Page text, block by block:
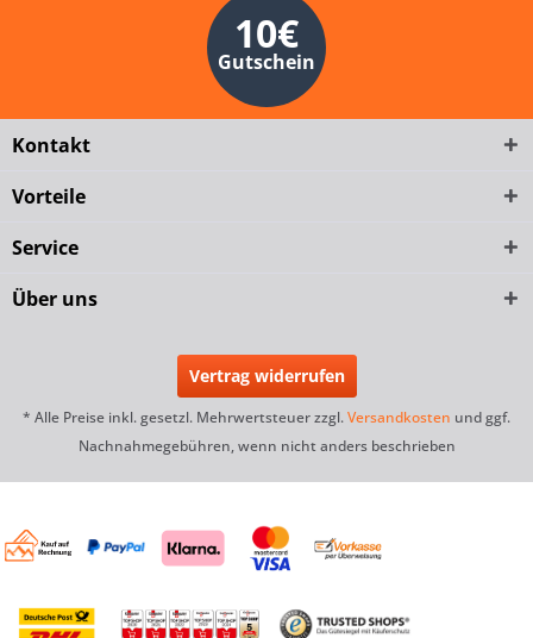
10€
Gutschein
Kontakt
Vorteile
Service
Über uns
Vertrag widerrufen
* Alle Preise inkl. gesetzl. Mehrwertsteuer zzgl.Versandkosten und ggf.
Nachnahmegebühren, wenn nicht anders beschrieben